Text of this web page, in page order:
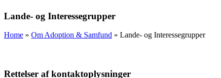
Lande- og Interessegrupper
Home » Om Adoption & Samfund » Lande- og Interessegrupper
Rettelser af kontaktoplysninger